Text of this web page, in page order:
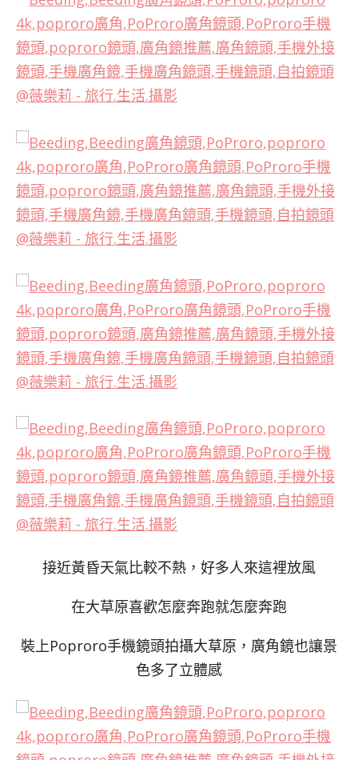
接近黃昏天氣比較不熱，好多人來這裡放風
在大草原喜歡怎麼奔跑就怎麼奔跑
裝上Poproro手機鏡頭拍攝大草原，廣角鏡也讓景
色多了立體感